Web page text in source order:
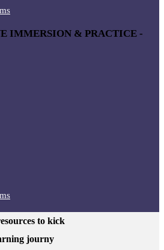
IMMERSION & PRACTICE -
to kick
journy